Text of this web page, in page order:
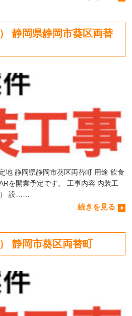
静岡県静岡市葵区両替
地 静岡県静岡市葵区両替町 用途 飲食
を開業予定です。 工事内容 内装工
設……
続きを見る
静岡市葵区両替町